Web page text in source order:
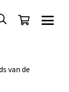
van de